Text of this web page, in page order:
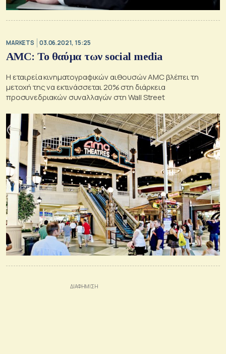
MARKETS 03.06.2021, 15:25
AMC: Το θαύμα των social media
Η εταιρεία κινηματογραφικών αιθουσών AMC βλέπει τη
μετοχή της να εκτινάσσεται 20% στη διάρκεια
προσυνεδριακών συναλλαγών στη Wall Street